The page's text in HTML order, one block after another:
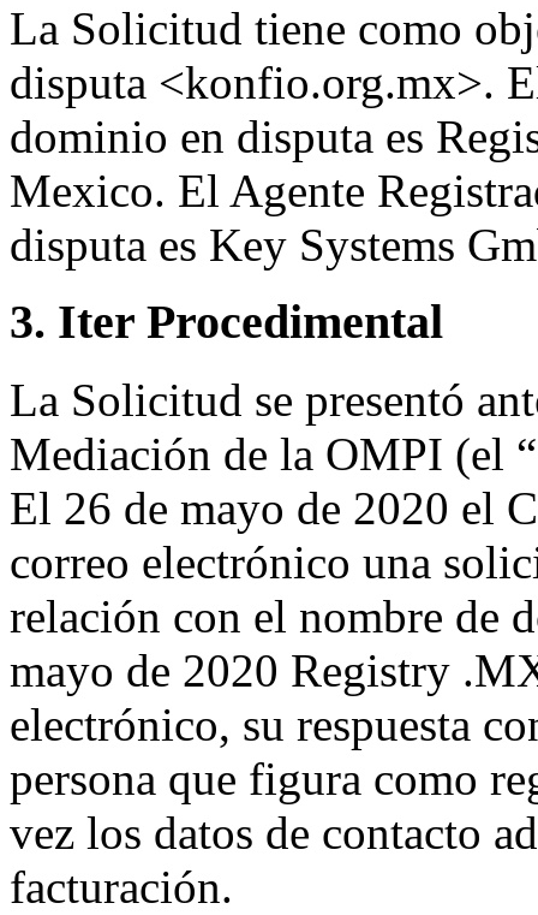
La Solicitud tiene como
disputa <konfio.org.mx>.
dominio en disputa es
Mexico. El Agente
disputa es Key Systems
3. Iter Procedimental
La Solicitud se presentó
Mediación de la OMPI (el
El 26 de mayo de 2020 el
correo electrónico una
relación con el nombre de
mayo de 2020 Registry
electrónico, su respuesta
persona que figura como
vez los datos de contacto
facturación.